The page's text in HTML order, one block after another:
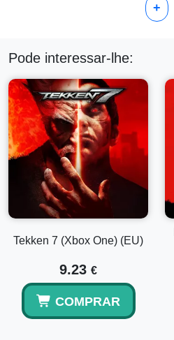
+
Pode interessar-lhe:
Tekken 7 (Xbox One) (EU)
9.23 €
COMPRAR